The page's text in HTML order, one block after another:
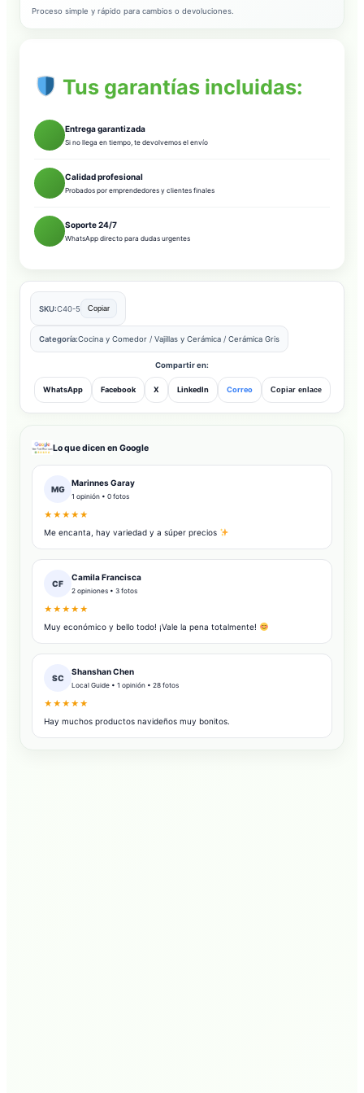
Proceso simple y rápido para cambios o devoluciones.
Tus garantías incluidas:
Entrega garantizada
Si no llega en tiempo, te devolvemos el envío
Calidad profesional
Probados por emprendedores y clientes finales
Soporte 24/7
WhatsApp directo para dudas urgentes
SKU:C40-5 Copiar
Categoría:Cocina y Comedor / Vajillas y Cerámica / Cerámica Gris
Compartir en:
WhatsApp Facebook X LinkedIn Correo Copiar enlace
Lo que dicen en Google
MG
Marinnes Garay
1 opinión • 0 fotos
★★★★★
Me encanta, hay variedad y a súper precios
CF
Camila Francisca
2 opiniones • 3 fotos
★★★★★
Muy económico y bello todo! ¡Vale la pena totalmente!
SC
Shanshan Chen
Local Guide • 1 opinión • 28 fotos
★★★★★
Hay muchos productos navideños muy bonitos.